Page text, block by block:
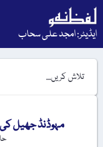
ایڈیٹر: امجد علی سحاب
مہوڈنڈ جھیل